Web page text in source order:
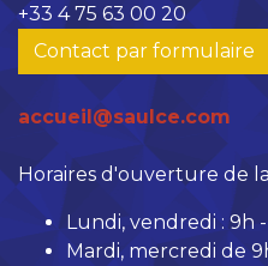
+33 4 75 63 00 20
Contact par formulaire
accueil@saulce.com
Horaires d'ouverture de
Lundi, vendredi : 9h -
Mardi, mercredi de